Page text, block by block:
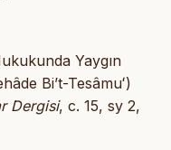
Yaygın
Bi’t-Tesâmuʻ)
Dergisi, c. 15, sy 2,